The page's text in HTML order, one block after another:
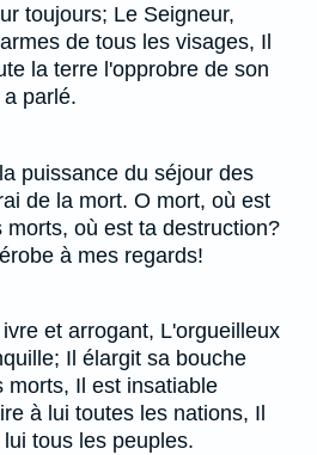
toujours; Le Seigneur,
de tous les visages, Il
la terre l'opprobre de son
parlé.
puissance du séjour des
de la mort. O mort, où est
où est ta destruction?
à mes regards!
et arrogant, L'orgueilleux
Il élargit sa bouche
morts, Il est insatiable
à lui toutes les nations, Il
tous les peuples.